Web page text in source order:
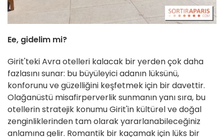
Ee, gidelim mi?
Girit'teki Avra otelleri kalacak bir yerden çok daha
fazlasını sunar: bu büyüleyici adanın lüksünü,
konforunu ve güzelliğini keşfetmek için bir davettir.
Olağanüstü misafirperverlik sunmanın yanı sıra, bu
otellerin stratejik konumu Girit'in kültürel ve doğal
zenginliklerinden tam olarak yararlanabileceğiniz
anlamına gelir. Romantik bir kaçamak için lüks bir